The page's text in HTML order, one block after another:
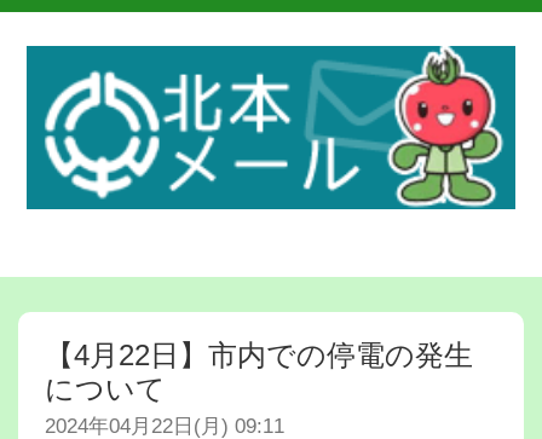
【4月22日】市内での停電の発生
について
2024年04月22日(月) 09:11